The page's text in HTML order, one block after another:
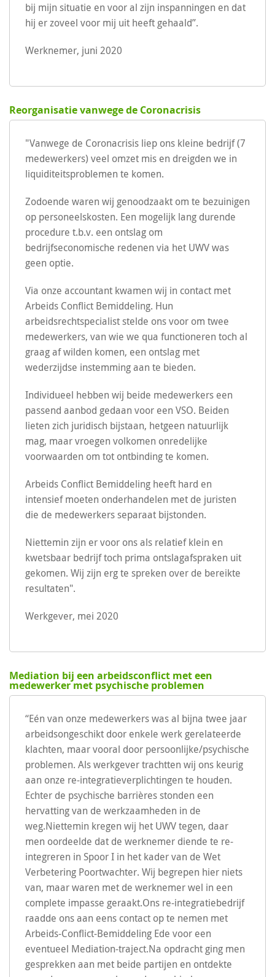
bij mijn situatie en voor al zijn inspanningen en dat
hij er zoveel voor mij uit heeft gehaald”.
Werknemer, juni 2020
Reorganisatie vanwege de Coronacrisis
"Vanwege de Coronacrisis liep ons kleine bedrijf (7
medewerkers) veel omzet mis en dreigden we in
liquiditeitsproblemen te komen.
Zodoende waren wij genoodzaakt om te bezuinigen
op personeelskosten. Een mogelijk lang durende
procedure t.b.v. een ontslag om
bedrijfseconomische redenen via het UWV was
geen optie.
Via onze accountant kwamen wij in contact met
Arbeids Conflict Bemiddeling. Hun
arbeidsrechtspecialist stelde ons voor om twee
medewerkers, van wie we qua functioneren toch al
graag af wilden komen, een ontslag met
wederzijdse instemming aan te bieden.
Individueel hebben wij beide medewerkers een
passend aanbod gedaan voor een VSO. Beiden
lieten zich juridisch bijstaan, hetgeen natuurlijk
mag, maar vroegen volkomen onredelijke
voorwaarden om tot ontbinding te komen.
Arbeids Conflict Bemiddeling heeft hard en
intensief moeten onderhandelen met de juristen
die de medewerkers separaat bijstonden.
Niettemin zijn er voor ons als relatief klein en
kwetsbaar bedrijf toch prima ontslagafspraken uit
gekomen. Wij zijn erg te spreken over de bereikte
resultaten".
Werkgever, mei 2020
Mediation bij een arbeidsconflict met een
medewerker met psychische problemen
“Eén van onze medewerkers was al bijna twee jaar
arbeidsongeschikt door enkele werk gerelateerde
klachten, maar vooral door persoonlijke/psychische
problemen. Als werkgever trachtten wij ons keurig
aan onze re-integratieverplichtingen te houden.
Echter de psychische barrières stonden een
hervatting van de werkzaamheden in de
weg.Niettemin kregen wij het UWV tegen, daar
men oordeelde dat de werknemer diende te re-
integreren in Spoor I in het kader van de Wet
Verbetering Poortwachter. Wij begrepen hier niets
van, maar waren met de werknemer wel in een
complete impasse geraakt.Ons re-integratiebedrijf
raadde ons aan eens contact op te nemen met
Arbeids-Conflict-Bemiddeling Ede voor een
eventueel Mediation-traject.Na opdracht ging men
gesprekken aan met beide partijen en ontdekte